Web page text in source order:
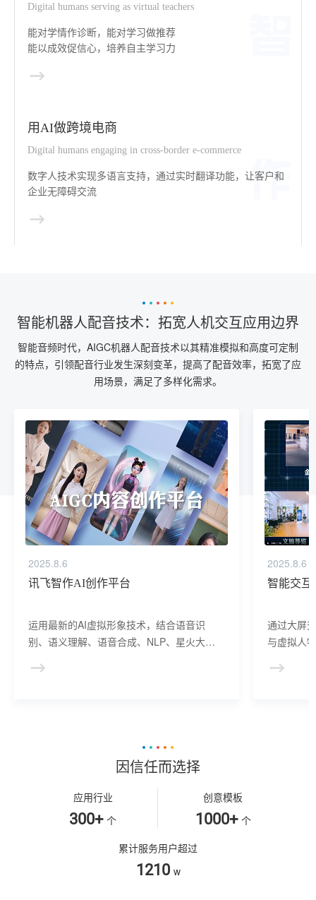
Digital humans serving as virtual teachers
能对学情作诊断，能对学习做推荐
能以成效促信心，培养自主学习力
用AI做跨境电商
Digital humans engaging in cross-border e-commerce
数字人技术实现多语言支持，通过实时翻译功能，让客户和
企业无障碍交流
智能机器人配音技术：拓宽人机交互应用边界
智能音频时代，AIGC机器人配音技术以其精准模拟和高度可定制
的特点，引领配音行业发生深刻变革，提高了配音效率，拓宽了应
用场景，满足了多样化需求。
2025.8.6
讯飞智作AI创作平台
运用最新的AI虚拟形象技术，结合语音识
别、语义理解、语音合成、NLP、星火大模
建、AI驱动、多模态交互的多场景虚拟人产
2025.8.6
智能交互
通过大屏
与虚拟人
景，可广
因信任而选择
应用行业
300+ 个
创意模板
1000+ 个
累计服务用户超过
1210 w